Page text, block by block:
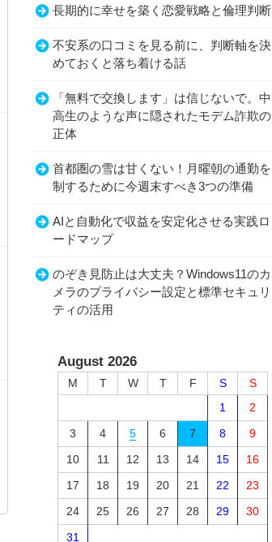
長期的に幸せを築く恋愛戦略と倫理判断
不安系の口コミを見る前に、判断軸を決
めておくと落ち着ける話
「無料で交換します」は信じないで。中
高生のような声に隠されたモデム詐欺の
正体
首都圏の雪は甘くない！月曜朝の通勤を
制するために今週末すべき3つの準備
AIと自動化で収益を安定化させる実践ロ
ードマップ
のぞき見防止は大丈夫？Windows11のカ
メラのプライバシー設定と標準セキュリ
ティの活用
August 2026
M T W T F S
S
1
2
3
4 5 6 7 8
9
10
11 12 13 14 15
16
17
18 19 20 21 22
23
24
25 26 27 28 29
30
31